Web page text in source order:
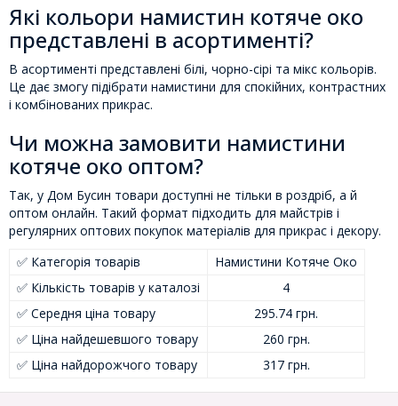
Які кольори намистин котяче око
представлені в асортименті?
В асортименті представлені білі, чорно-сірі та мікс кольорів.
Це дає змогу підібрати намистини для спокійних, контрастних
і комбінованих прикрас.
Чи можна замовити намистини
котяче око оптом?
Так, у Дом Бусин товари доступні не тільки в роздріб, а й
оптом онлайн. Такий формат підходить для майстрів і
регулярних оптових покупок матеріалів для прикрас і декору.
✅ Категорія товарів
Намистини Котяче Око
✅ Кількість товарів у каталозі
4
✅ Середня ціна товару
295.74 грн.
✅ Ціна найдешевшого товару
260 грн.
✅ Ціна найдорожчого товару
317 грн.